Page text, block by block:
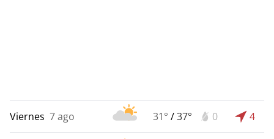
Viernes 7 ago 31° /37° 0 4